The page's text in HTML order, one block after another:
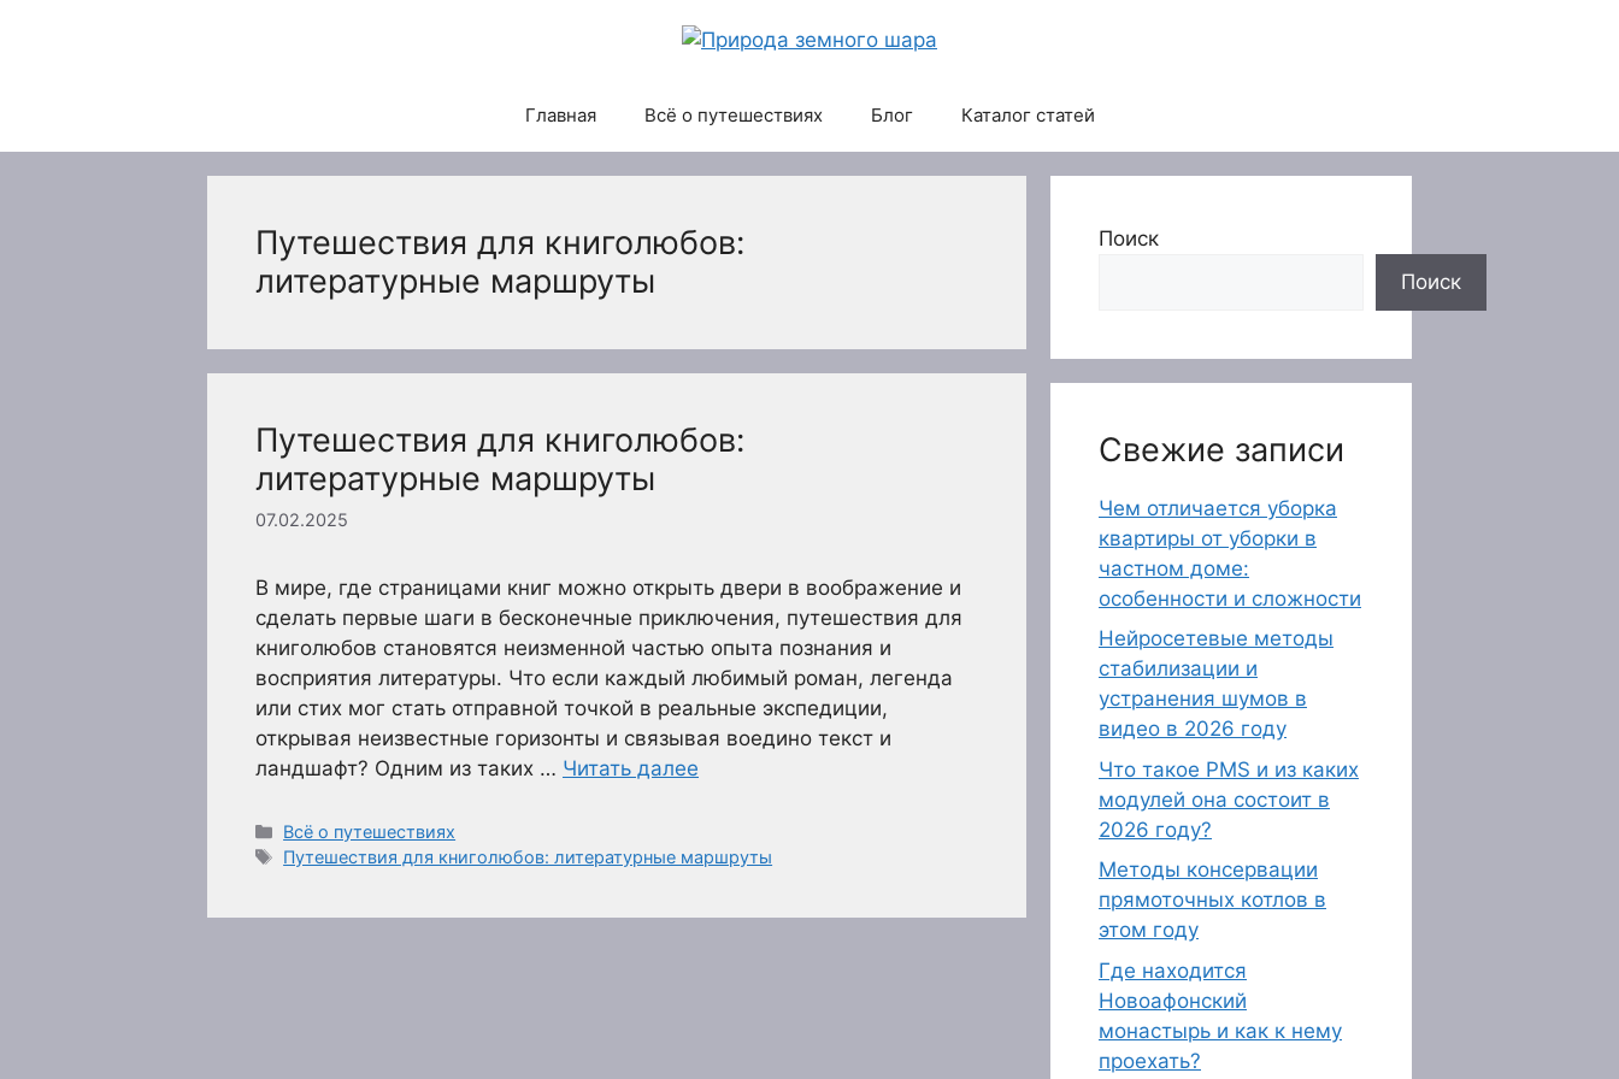
Главная Всё о путешествиях Блог Каталог статей
Путешествия для книголюбов:
литературные маршруты
Путешествия для книголюбов:
литературные маршруты
07.02.2025
В мире, где страницами книг можно открыть двери в воображение и
сделать первые шаги в бесконечные приключения, путешествия для
книголюбов становятся неизменной частью опыта познания и
восприятия литературы. Что если каждый любимый роман, легенда
или стих мог стать отправной точкой в реальные экспедиции,
открывая неизвестные горизонты и связывая воедино текст и
ландшафт? Одним из таких … Читать далее
Рубрики
Всё о путешествиях
Метки
Путешествия для книголюбов: литературные маршруты
Поиск
Поиск
Свежие записи
Чем отличается уборка
квартиры от уборки в
частном доме:
особенности и сложности
Нейросетевые методы
стабилизации и
устранения шумов в
видео в 2026 году
Что такое PMS и из каких
модулей она состоит в
2026 году?
Методы консервации
прямоточных котлов в
этом году
Где находится
Новоафонский
монастырь и как к нему
проехать?